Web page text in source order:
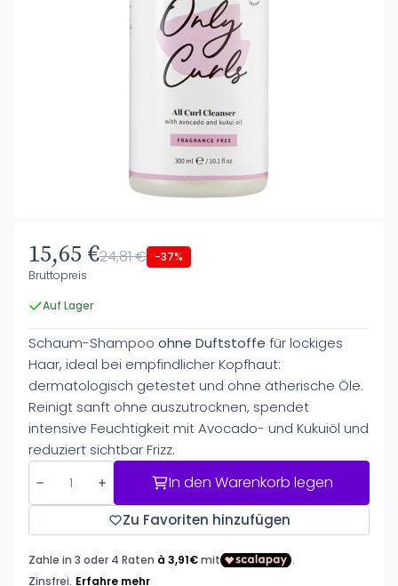
15,65 €24,81 € -37%
Bruttopreis
Auf Lager
Schaum-Shampoo ohne Duftstoffe für lockiges
Haar, ideal bei empfindlicher Kopfhaut:
dermatologisch getestet und ohne ätherische Öle.
Reinigt sanft ohne auszutrocknen, spendet
intensive Feuchtigkeit mit Avocado- und Kukuiöl und
reduziert sichtbar Frizz.
In den Warenkorb legen
Zu Favoriten hinzufügen